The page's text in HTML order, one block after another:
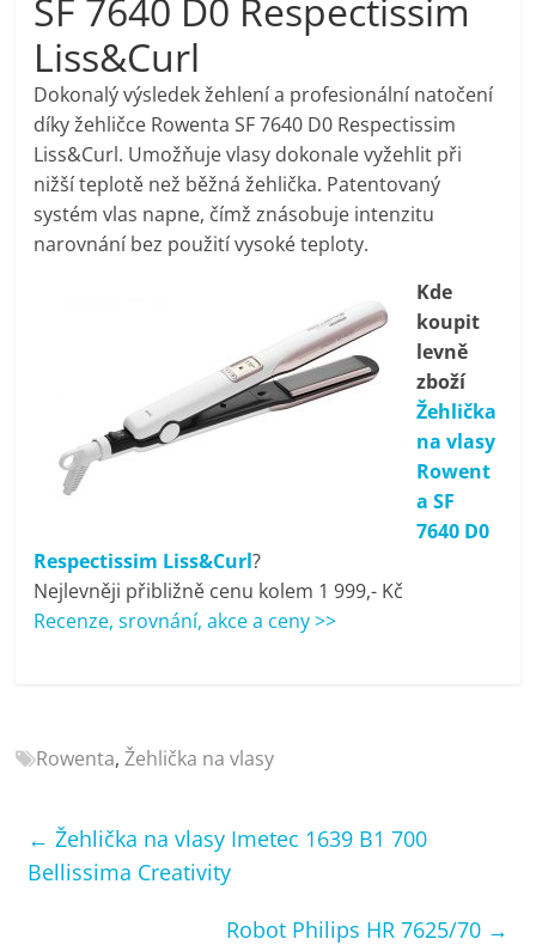
pračky,
televize,
notebooky,
mobilní
kávovary,
bazény
Nejlepší
porovnání
Elektro
OK,
recenze,
mobilní
bazény
SF 7640 D0 Respectissim
Liss&Curl
Dokonalý výsledek žehlení a profesionální natočení
díky žehličce Rowenta SF 7640 D0 Respectissim
Liss&Curl. Umožňuje vlasy dokonale vyžehlit při
nižší teplotě než běžná žehlička. Patentovaný
systém vlas napne, čímž znásobuje intenzitu
narovnání bez použití vysoké teploty.
Kde
koupit
levně
zboží
Žehlička
na vlasy
Rowent
a SF
7640 D0
Respectissim Liss&Curl?
Nejlevněji přibližně cenu kolem 1 999,- Kč
Recenze, srovnání, akce a ceny >>
Rowenta,Žehlička na vlasy
← Žehlička na vlasy Imetec 1639 B1 700
Bellissima Creativity
Robot Philips HR 7625/70 →